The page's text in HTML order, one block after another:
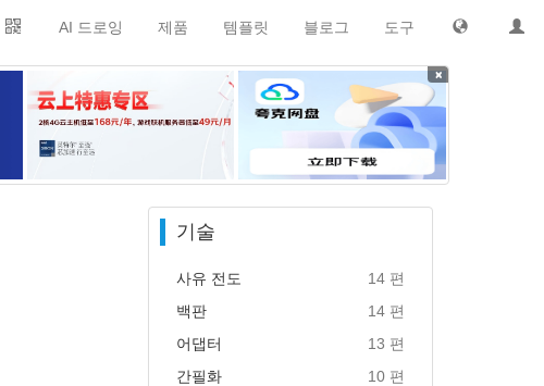
도구
블로그
템플릿
제품
AI 드로잉
×
기술
사유 전도
14 편
백판
14 편
어댑터
13 편
간필화
10 편